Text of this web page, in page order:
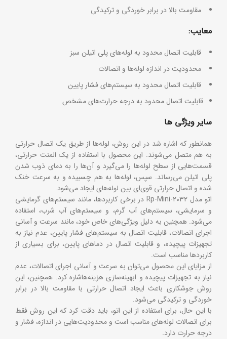
مقاومت بالا در برابر خوردگی و ترکیدگی
معایب:
قابلیت اتصال محدود به لوله‌های پلی اتیلن سبز
محدودیت در اندازه لوله‌ها و اتصالات
قابلیت اتصال محدود به سیستم‌های فشار پایین
قابلیت اتصال محدود به درجه حرارت‌های مشخص
سایر ویژگی ها
همانطور که اشاره شد در این روش، لوله‌ها از طریق یک اتصال حرارتی
به هم متصل می‌شوند. این محصول با استفاده از یک المنت حرارتی،
قسمت‌هایی از سطح لوله‌ها را می‌گیرد و آن‌ها را به دمای ذوب شدن
پلی اتیلن می‌رساند. سپس، لوله‌ها به هم چسبیده و به سرعت خنک
شده و اتصال حرارتی قوی‌ای بین لوله‌های ایجاد می‌شود.
اتو مدل Rp-Mini-2032 در برخی کاربردها، مانند سیستم‌های گرمایشی
و سرمایشی، سیستم‌های آب گرم، و سیستم‌های آب شرب، استفاده
می‌شود. همچنین به دلیل ویژگی‌های خاص خود، مانند سرعت و آسانی
اجرای اتصالات، قابلیت اتصال به سیستم‌های فشار پایین، عدم نیاز به
تجهیزات پیچیده، و قابلیت اتصال در دماهای پایین، برای بسیاری از
کاربردها مناسب است.
از مزایای این محصول می‌توان به سرعت و آسانی اجرای اتصالات، عدم
نیاز به تجهیزات پیچیده و ابهینه‌سازی هزینه‌هاشاره کرد. همچنین، این
روش جوشکاری باعث ایجاد اتصال حرارتی با مقاومت بالا در برابر
خوردگی و ترکیدگی می‌شود.
با این حال، برای استفاده از این اتو، باید دقت کرد که این روش فقط
برای اتصالات لوله‌های مناسب است و محدودیت‌هایی در اندازه، فشار و
درجه حرارت دارد.